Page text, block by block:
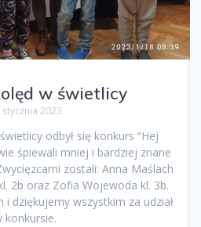
w świetlicy
stycznia 2023
odbył się konkurs “Hej
śpiewali mniej i bardziej znane
zostali: Anna Maślach
2b oraz Zofia Wojewoda kl. 3b.
i dziękujemy wszystkim za udział
konkursie.